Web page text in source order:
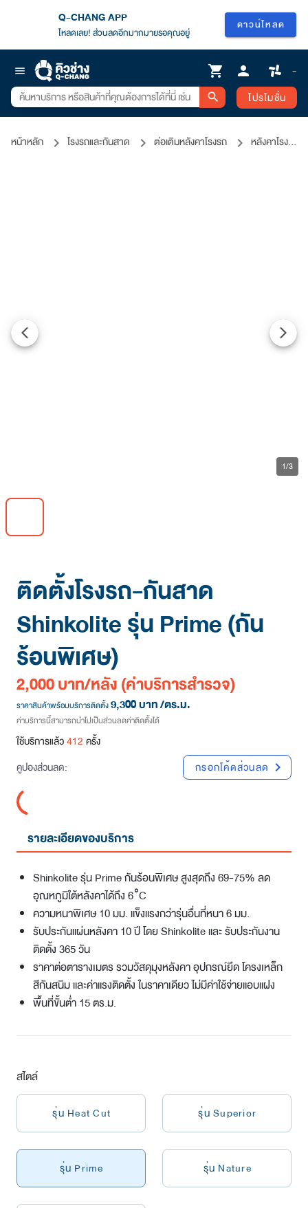
Q-CHANG APP
โหลดเลย! ส่วนลดอีกมากมายรอคุณอยู่
ดาวน์โหลด
menu shopping_cart person -
search โปรโมชั่น
หน้าหลัก โรงรถและกันสาด ต่อเติมหลังคาโรงรถ หลังคาโรงรถ-กันสาด แผ่นอะคริลิคโปร่งแสง Shinkolite พร้อมติดตั้ง
arrow_back_ios_new arrow_forward_ios
1/3
ติดตั้งโรงรถ-กันสาด
Shinkolite รุ่น Prime (กัน
ร้อนพิเศษ)
2,000 บาท/หลัง(ค่าบริการสำรวจ)
ราคาสินค้าพร้อมบริการติดตั้ง9,300 บาท/ตร.ม.
ค่าบริการนี้สามารถนำไปเป็นส่วนลดค่าติดตั้งได้
ใช้บริการแล้ว412 ครั้ง
คูปองส่วนลด:
กรอกโค้ดส่วนลด chevron_right
รายละเอียดของบริการ
Shinkolite รุ่น Prime กันร้อนพิเศษ สูงสุดถึง 69-75% ลด
อุณหภูมิใต้หลังคาได้ถึง 6°C
ความหนาพิเศษ 10 มม. แข็งแรงกว่ารุ่นอื่นที่หนา 6 มม.
รับประกันแผ่นหลังคา 10 ปี โดย Shinkolite และ รับประกันงาน
ติดตั้ง 365 วัน
ราคาต่อตารางเมตร รวมวัสดุมุงหลังคา อุปกรณ์ยึด โครงเหล็ก
สีกันสนิม และค่าแรงติดตั้ง ในราคาเดียว ไม่มีค่าใช้จ่ายแอบแฝง
พื้นที่ขั้นต่ำ 15 ตร.ม.
สไตล์
รุ่น Heat Cut รุ่น Superior
รุ่น Prime รุ่น Nature